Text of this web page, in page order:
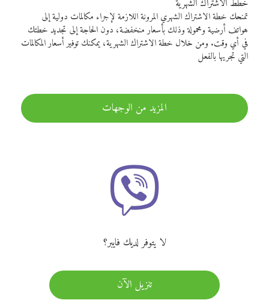
خطط الاشتراك الشهرية
تمنحك خطة الاشتراك الشهري المرونة اللازمة لإجراء مكالمات دولية إلى
هواتف أرضية ومحمولة وذلك بأسعار منخفضة، دون الحاجة إلى تجديد خطتك
في أي وقت. ومن خلال خطة الاشتراك الشهرية، يمكنك توفير أسعار المكالمات
التي تجريها بالفعل
المزيد من الوجهات
لا يتوفر لديك فايبر؟
تنزيل الآن